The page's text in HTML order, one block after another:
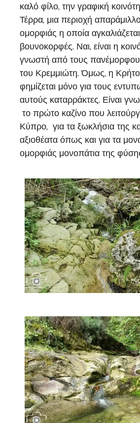
καλό φίλο, την γραφική
Τέρρα, μια περιοχή
ομορφιάς η οποία
βουνοκορφές. Ναι, είναι η
γνωστή από τους
του Κρεμμιώτη. Όμως, η
φημίζεται μόνο για τους
αυτούς καταρράκτες. Είναι
το πρώτο καζίνο που
Κύπρο, για τα ξωκλήσια της
αξιοθέατα όπως και για τα
ομορφιάς μονοπάτια της